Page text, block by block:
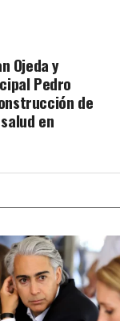
Ojeda y
Pedro
de
en